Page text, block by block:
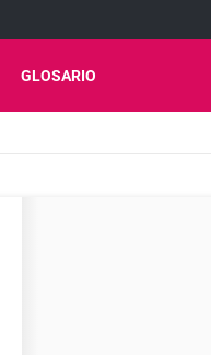
GLOSARIO